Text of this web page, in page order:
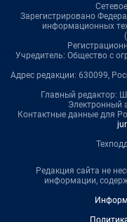
Зарегистрировано
информационных
Учредитель: Общество с
Адрес редакции: 630099,
Главный редактор:
Электронный
Контактные данные для
Редакция сайта не
информации,